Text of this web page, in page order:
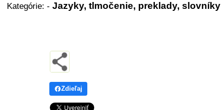
Kategórie: - Jazyky, tlmočenie, preklady, slovníky
Zdieľaj